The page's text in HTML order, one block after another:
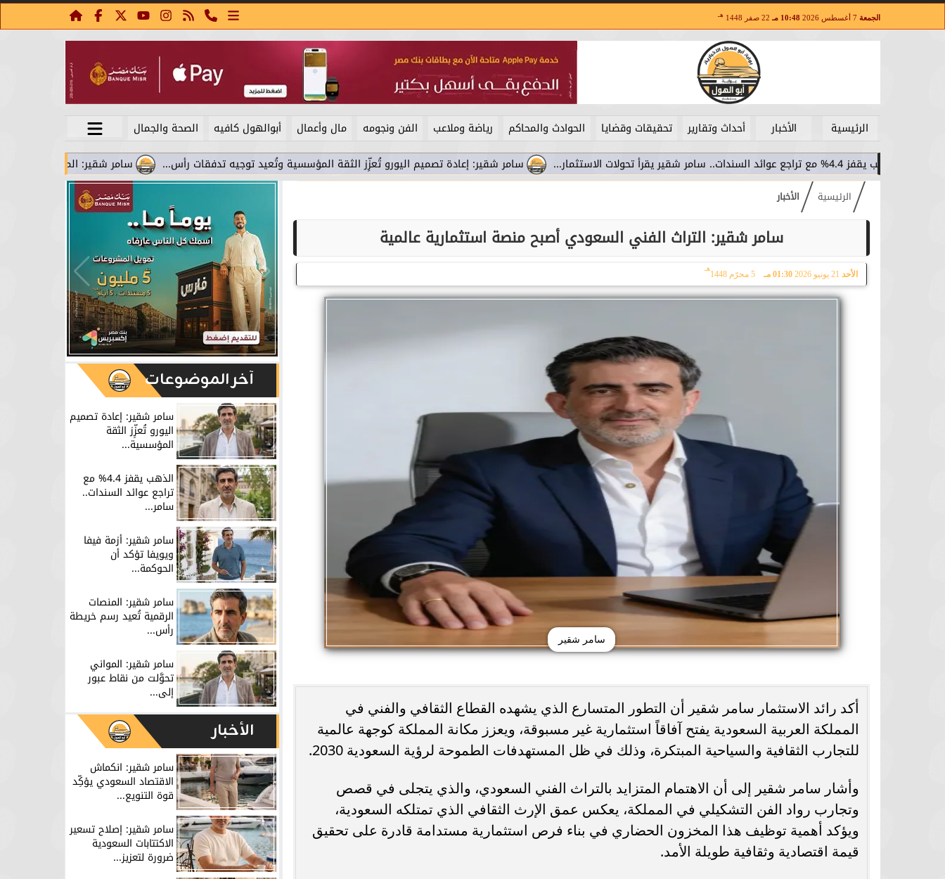
الجمعة 10:48 مـ 22 صفر 1448 هـ
الرئيسية الأخبار أحداث وتقارير تحقيقات وقضايا الحوادث والمحاكم رياضة وملاعب الفن ونجومه مال وأعمال أبوالهول كافيه
الصحة والجمال
سامر شقير: المواني تحوَّلت من نقاط
سامر شقير: إعادة تصميم اليورو تُعزِّز الثقة المؤسسية وتُعيد توجيه تدفقات رأس...
الرئيسية الأخبار
سامر شقير: التراث الفني السعودي أصبح منصة استثمارية عالمية
الأحد 01:30 مـ 5 محرّم 1448
هـ
سامر شقير
أكد رائد الاستثمار سامر شقير أن التطور المتسارع الذي يشهده القطاع الثقافي والفني في
المملكة العربية السعودية يفتح آفاقاً استثمارية غير مسبوقة، ويعزز مكانة المملكة كوجهة عالمية
للتجارب الثقافية والسياحية المبتكرة، وذلك في ظل المستهدفات الطموحة لرؤية السعودية 2030.
وأشار سامر شقير إلى أن الاهتمام المتزايد بالتراث الفني السعودي، والذي يتجلى في قصص
وتجارب رواد الفن التشكيلي في المملكة، يعكس عمق الإرث الثقافي الذي تمتلكه السعودية،
ويؤكد أهمية توظيف هذا المخزون الحضاري في بناء فرص استثمارية مستدامة قادرة على تحقيق
قيمة اقتصادية وثقافية طويلة الأمد.
آخر الموضوعات
سامر شقير: إعادة تصميم
اليورو تُعزِّز الثقة
المؤسسية...
الذهب يقفز 4.4% مع
تراجع عوائد السندات..
سامر...
سامر شقير: أزمة فيفا
ويويفا تؤكد أن
الحوكمة...
سامر شقير: المنصات
الرقمية تُعيد رسم خريطة
رأس...
سامر شقير: المواني
تحوَّلت من نقاط عبور
إلى...
الأخبار
سامر شقير: انكماش
الاقتصاد السعودي يؤكِّد
قوة التنويع...
سامر شقير: إصلاح تسعير
الاكتتابات السعودية
ضرورة لتعزيز...